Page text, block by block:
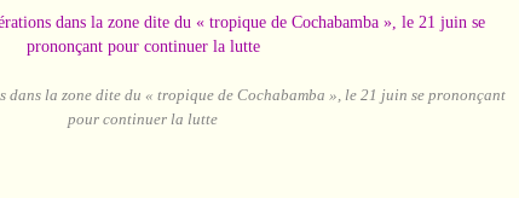
la zone dite du « tropique de Cochabamba », le 21 juin se prononçant
pour continuer la lutte